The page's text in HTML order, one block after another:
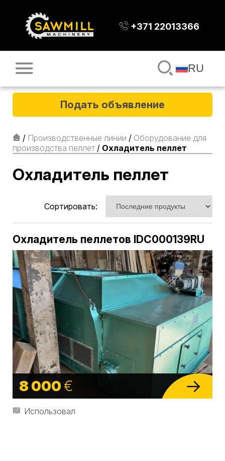
+371 22013366
RU
Подать объявление
/ Производственные линии / Оборудование для
производства пеллет / Охладитель пеллет
Охладитель пеллет
Сортировать:
Охладитель пеллетов IDC000139RU
8 000€
Использовал